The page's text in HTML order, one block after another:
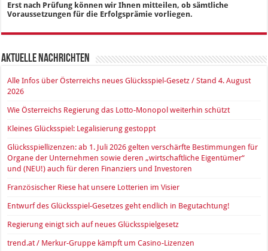
Erst nach Prüfung können wir Ihnen mitteilen, ob sämtliche
Voraussetzungen für die Erfolgsprämie vorliegen.
Aktuelle Nachrichten
Alle Infos über Österreichs neues Glücksspiel-Gesetz / Stand 4. August
2026
Wie Österreichs Regierung das Lotto-Monopol weiterhin schützt
Kleines Glücksspiel: Legalisierung gestoppt
Glücksspiellizenzen: ab 1. Juli 2026 gelten verschärfte Bestimmungen für
Organe der Unternehmen sowie deren „wirtschaftliche Eigentümer“
und (NEU!) auch für deren Finanziers und Investoren
Französischer Riese hat unsere Lotterien im Visier
Entwurf des Glücksspiel-Gesetzes geht endlich in Begutachtung!
Regierung einigt sich auf neues Glücksspielgesetz
trend.at / Merkur-Gruppe kämpft um Casino-Lizenzen